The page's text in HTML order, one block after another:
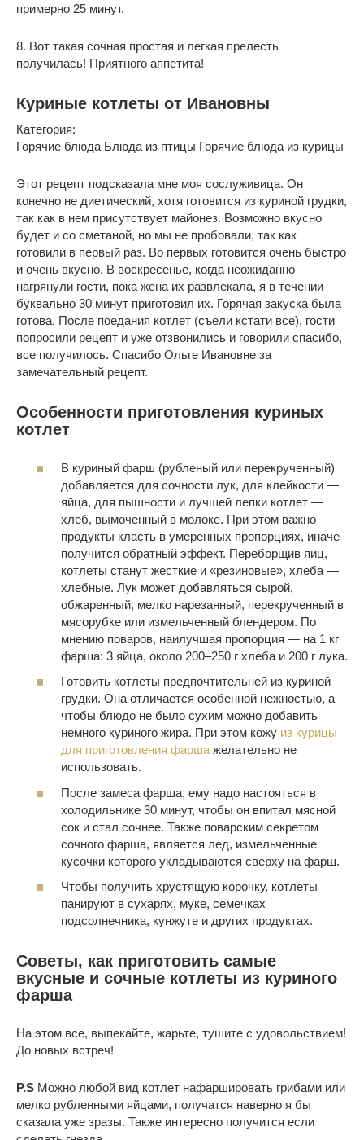
примерно 25 минут.
8. Вот такая сочная простая и легкая прелесть
получилась! Приятного аппетита!
Куриные котлеты от Ивановны
Категория:
Горячие блюда Блюда из птицы Горячие блюда из курицы
Этот рецепт подсказала мне моя сослуживица. Он
конечно не диетический, хотя готовится из куриной грудки,
так как в нем присутствует майонез. Возможно вкусно
будет и со сметаной, но мы не пробовали, так как
готовили в первый раз. Во первых готовится очень быстро
и очень вкусно. В воскресенье, когда неожиданно
нагрянули гости, пока жена их развлекала, я в течении
буквально 30 минут приготовил их. Горячая закуска была
готова. После поедания котлет (съели кстати все), гости
попросили рецепт и уже отзвонились и говорили спасибо,
все получилось. Спасибо Ольге Ивановне за
замечательный рецепт.
Особенности приготовления куриных
котлет
В куриный фарш (рубленый или перекрученный)
добавляется для сочности лук, для клейкости —
яйца, для пышности и лучшей лепки котлет —
хлеб, вымоченный в молоке. При этом важно
продукты класть в умеренных пропорциях, иначе
получится обратный эффект. Переборщив яиц,
котлеты станут жесткие и «резиновые», хлеба —
хлебные. Лук может добавляться сырой,
обжаренный, мелко нарезанный, перекрученный в
мясорубке или измельченный блендером. По
мнению поваров, наилучшая пропорция — на 1 кг
фарша: 3 яйца, около 200–250 г хлеба и 200 г лука.
Готовить котлеты предпочтительней из куриной
грудки. Она отличается особенной нежностью, а
чтобы блюдо не было сухим можно добавить
немного куриного жира. При этом кожу из курицы
для приготовления фарша желательно не
использовать.
После замеса фарша, ему надо настояться в
холодильнике 30 минут, чтобы он впитал мясной
сок и стал сочнее. Также поварским секретом
сочного фарша, является лед, измельченные
кусочки которого укладываются сверху на фарш.
Чтобы получить хрустящую корочку, котлеты
панируют в сухарях, муке, семечках
подсолнечника, кунжуте и других продуктах.
Советы, как приготовить самые
вкусные и сочные котлеты из куриного
фарша
На этом все, выпекайте, жарьте, тушите с удовольствием!
До новых встреч!
P.S Можно любой вид котлет нафаршировать грибами или
мелко рубленными яйцами, получатся наверно я бы
сказала уже зразы. Также интересно получится если